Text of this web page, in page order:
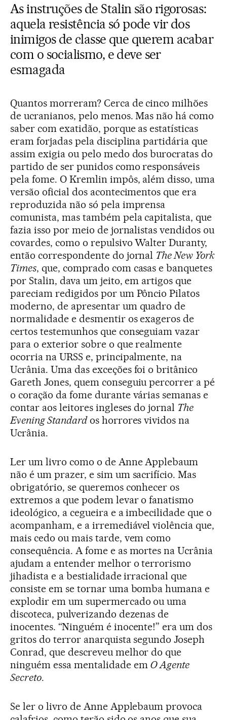
As instruções de Stalin são rigorosas:
aquela resistência só pode vir dos
inimigos de classe que querem acabar
com o socialismo, e deve ser
esmagada
Quantos morreram? Cerca de cinco milhões
de ucranianos, pelo menos. Mas não há como
saber com exatidão, porque as estatísticas
eram forjadas pela disciplina partidária que
assim exigia ou pelo medo dos burocratas do
partido de ser punidos como responsáveis
pela fome. O Kremlin impôs, além disso, uma
versão oficial dos acontecimentos que era
reproduzida não só pela imprensa
comunista, mas também pela capitalista, que
fazia isso por meio de jornalistas vendidos ou
covardes, como o repulsivo Walter Duranty,
então correspondente do jornal The New York
Times, que, comprado com casas e banquetes
por Stalin, dava um jeito, em artigos que
pareciam redigidos por um Pôncio Pilatos
moderno, de apresentar um quadro de
normalidade e desmentir os exageros de
certos testemunhos que conseguiam vazar
para o exterior sobre o que realmente
ocorria na URSS e, principalmente, na
Ucrânia. Uma das exceções foi o britânico
Gareth Jones, quem conseguiu percorrer a pé
o coração da fome durante várias semanas e
contar aos leitores ingleses do jornal The
Evening Standardos horrores vividos na
Ucrânia.
Ler um livro como o de Anne Applebaum
não é um prazer, e sim um sacrifício. Mas
obrigatório, se queremos conhecer os
extremos a que podem levar o fanatismo
ideológico, a cegueira e a imbecilidade que o
acompanham, e a irremediável violência que,
mais cedo ou mais tarde, vem como
consequência. A fome e as mortes na Ucrânia
ajudam a entender melhor o terrorismo
jihadista e a bestialidade irracional que
consiste em se tornar uma bomba humana e
explodir em um supermercado ou uma
discoteca, pulverizando dezenas de
inocentes. “Ninguém é inocente!” era um dos
gritos do terror anarquista segundo Joseph
Conrad, que descreveu melhor do que
ninguém essa mentalidade em O Agente
Secreto.
Se ler o livro de Anne Applebaum provoca